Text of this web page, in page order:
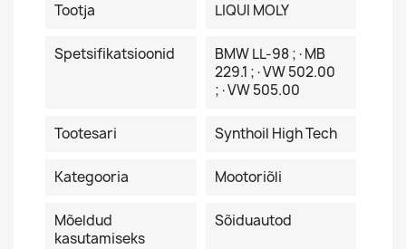
Tootja LIQUI MOLY
Spetsifikatsioonid
BMW LL-98 ;·MB
229.1 ;·VW 502.00
;·VW 505.00
Tootesari Synthoil High Tech
Kategooria Mootoriõli
Mõeldud
kasutamiseks
Sõiduautod